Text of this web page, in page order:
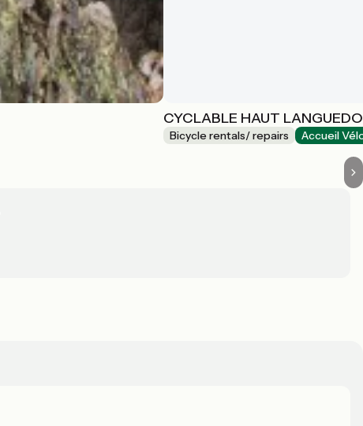
CYCLABLE HAUT
Bicycle rentals/ repairs Accueil